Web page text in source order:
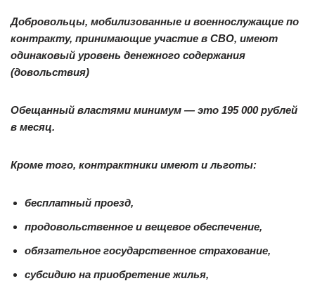
Добровольцы, мобилизованные и военнослужащие по
контракту, принимающие участие в СВО, имеют
одинаковый уровень денежного содержания
(довольствия)
Обещанный властями минимум — это 195 000 рублей
в месяц.
Кроме того, контрактники имеют и льготы:
бесплатный проезд,
продовольственное и вещевое обеспечение,
обязательное государственное страхование,
субсидию на приобретение жилья,